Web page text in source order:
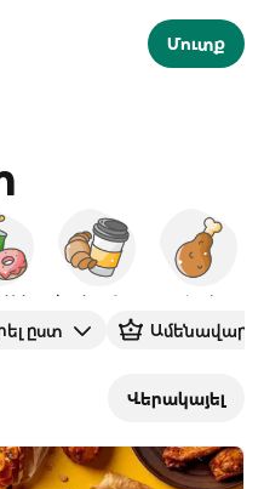
Մուտք
Նախաճաշ Հավ
ըստ
Վերակայել